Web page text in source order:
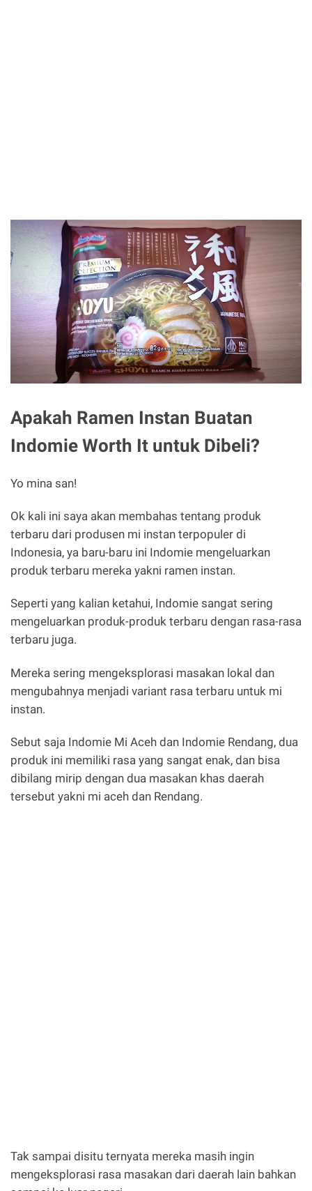
Apakah Ramen Instan Buatan
Indomie Worth It untuk Dibeli?
Yo mina san!
Ok kali ini saya akan membahas tentang produk
terbaru dari produsen mi instan terpopuler di
Indonesia, ya baru-baru ini Indomie mengeluarkan
produk terbaru mereka yakni ramen instan.
Seperti yang kalian ketahui, Indomie sangat sering
mengeluarkan produk-produk terbaru dengan rasa-rasa
terbaru juga.
Mereka sering mengeksplorasi masakan lokal dan
mengubahnya menjadi variant rasa terbaru untuk mi
instan.
Sebut saja Indomie Mi Aceh dan Indomie Rendang, dua
produk ini memiliki rasa yang sangat enak, dan bisa
dibilang mirip dengan dua masakan khas daerah
tersebut yakni mi aceh dan Rendang.
Tak sampai disitu ternyata mereka masih ingin
mengeksplorasi rasa masakan dari daerah lain bahkan